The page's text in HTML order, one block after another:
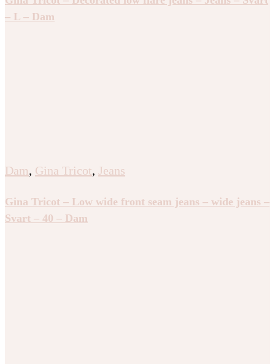
– L – Dam
Dam, Gina Tricot, Jeans
Gina Tricot – Low wide front seam jeans – wide jeans –
Svart – 40 – Dam